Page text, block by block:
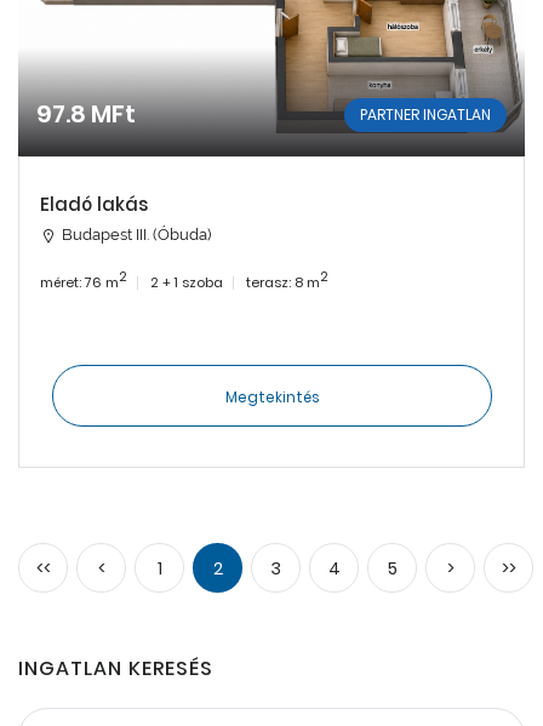
97.8 MFt PARTNER INGATLAN
Eladó lakás
Budapest III. (Óbuda)
méret: 76 m2 2 + 1 szoba terasz: 8 m2
Megtekintés
<< < 1 2 3 4 5 > >>
INGATLAN KERESÉS